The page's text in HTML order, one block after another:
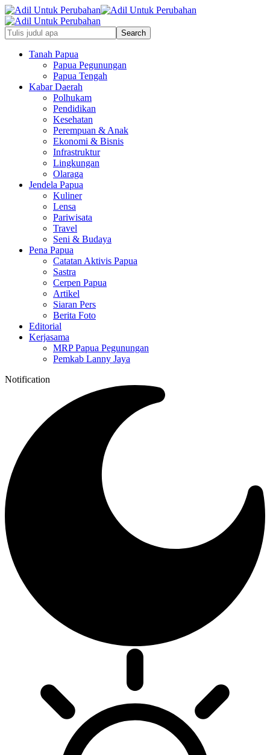
Tanah Papua
Papua Pegunungan
Papua Tengah
Kabar Daerah
Polhukam
Pendidikan
Kesehatan
Perempuan & Anak
Ekonomi & Bisnis
Infrastruktur
Lingkungan
Olaraga
Jendela Papua
Kuliner
Lensa
Pariwisata
Travel
Seni & Budaya
Pena Papua
Catatan Aktivis Papua
Sastra
Cerpen Papua
Artikel
Siaran Pers
Berita Foto
Editorial
Kerjasama
MRP Papua Pegunungan
Pemkab Lanny Jaya
Notification